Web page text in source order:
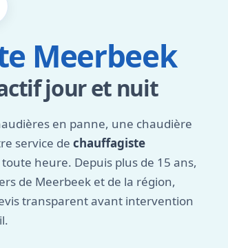
Meerbeek
jour et nuit
en panne, une chaudière
service de chauffagiste
heure. Depuis plus de 15 ans,
de Meerbeek et de la région,
transparent avant intervention